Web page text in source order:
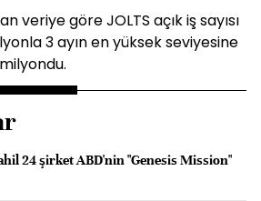
veriye göre JOLTS açık iş sayısı
3 ayın en yüksek seviyesine
24 şirket ABD'nin "Genesis Mission"